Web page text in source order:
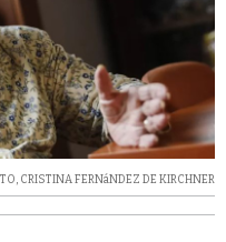
, CRISTINA FERNáNDEZ DE KIRCHNER